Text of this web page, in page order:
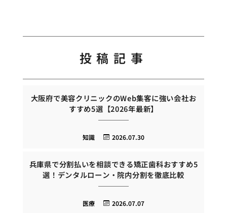
投稿記事
大阪府で美容クリニックのWeb集客に強い会社お
すすめ5選【2026年最新】
2026.07.30
知識
兵庫県で分割払いを相談できる矯正歯科おすすめ5
選！デンタルローン・院内分割を徹底比較
2026.07.07
医療